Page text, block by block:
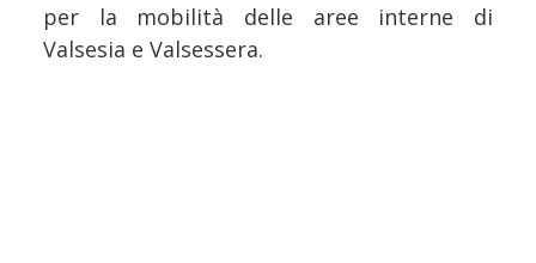
per la mobilità delle aree interne di
Valsesia e Valsessera.